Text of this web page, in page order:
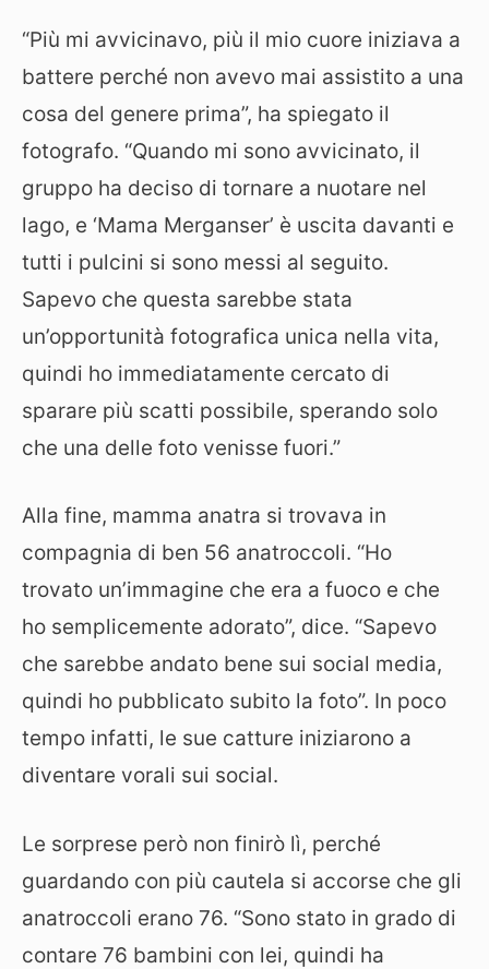
“Più mi avvicinavo, più il mio cuore iniziava a
battere perché non avevo mai assistito a una
cosa del genere prima”, ha spiegato il
fotografo. “Quando mi sono avvicinato, il
gruppo ha deciso di tornare a nuotare nel
lago, e ‘Mama Merganser’ è uscita davanti e
tutti i pulcini si sono messi al seguito.
Sapevo che questa sarebbe stata
un’opportunità fotografica unica nella vita,
quindi ho immediatamente cercato di
sparare più scatti possibile, sperando solo
che una delle foto venisse fuori.”
Alla fine, mamma anatra si trovava in
compagnia di ben 56 anatroccoli. “Ho
trovato un’immagine che era a fuoco e che
ho semplicemente adorato”, dice. “Sapevo
che sarebbe andato bene sui social media,
quindi ho pubblicato subito la foto”. In poco
tempo infatti, le sue catture iniziarono a
diventare vorali sui social.
Le sorprese però non finirò lì, perché
guardando con più cautela si accorse che gli
anatroccoli erano 76. “Sono stato in grado di
contare 76 bambini con lei, quindi ha